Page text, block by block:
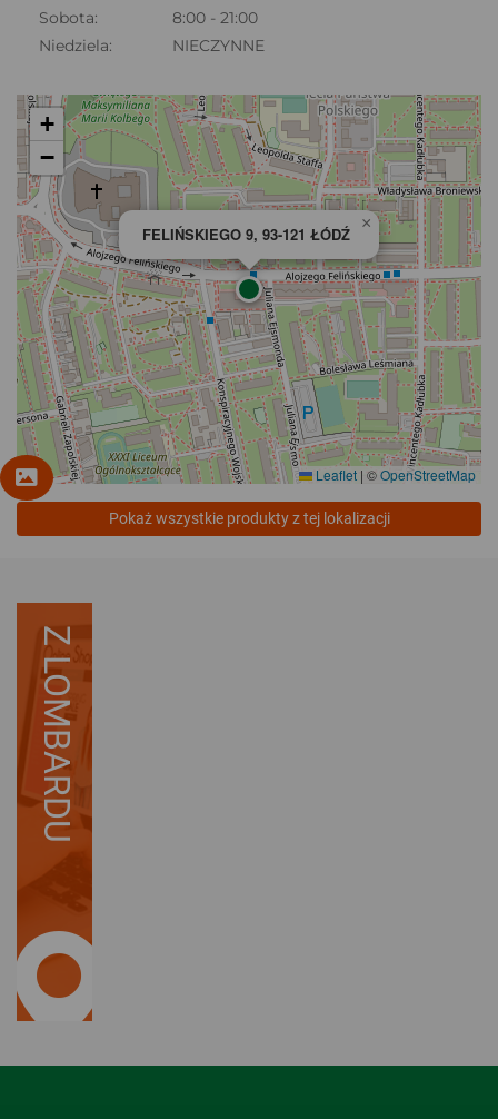
Sobota:
8:00 - 21:00
Niedziela:
NIECZYNNE
FELIŃSKIEGO 9, 93-121 ŁÓDŹ
×
+
−
Leaflet | ©OpenStreetMap
Pokaż wszystkie produkty z tej lokalizacji
Z LOMBARDU